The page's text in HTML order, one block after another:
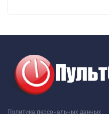
Политика персональных данных